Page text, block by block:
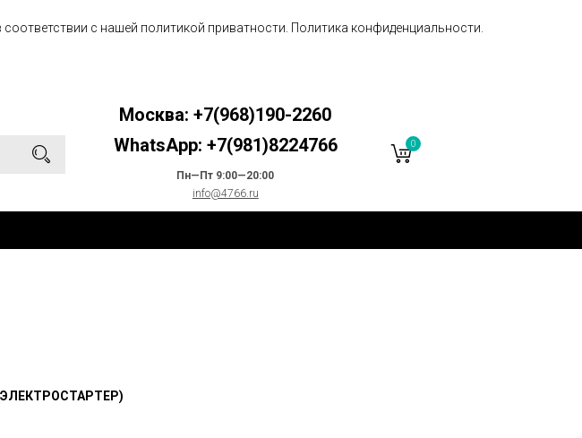
с нашей политикой приватности Политика конфиденциальности.
Москва: +7(968)190-2260
WhatsApp: +7(981)8224766
Пн—Пт 9:00—20:00
info@4766.ru
0
(ЭЛЕКТРОСТАРТЕР)